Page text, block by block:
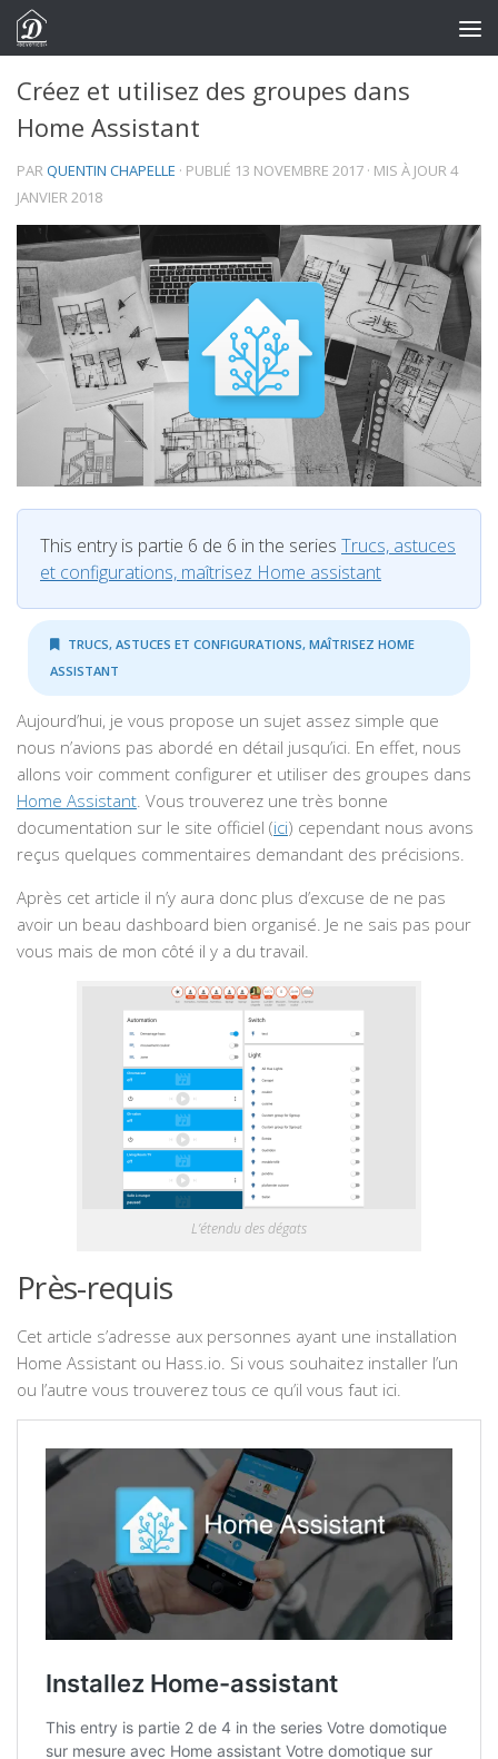
Skip to content
Créez et utilisez des groupes dans
Home Assistant
PARQUENTIN CHAPELLE · PUBLIÉ 13 NOVEMBRE 2017 · MIS À JOUR4
JANVIER 2018
This entry is partie 6 de 6 in the series Trucs, astuces
et configurations, maîtrisez Home assistant
TRUCS, ASTUCES ET CONFIGURATIONS, MAÎTRISEZ HOME
ASSISTANT
Aujourd’hui, je vous propose un sujet assez simple que
nous n’avions pas abordé en détail jusqu’ici. En effet, nous
allons voir comment configurer et utiliser des groupes dans
Home Assistant. Vous trouverez une très bonne
documentation sur le site officiel (ici) cependant nous avons
reçus quelques commentaires demandant des précisions.
Après cet article il n’y aura donc plus d’excuse de ne pas
avoir un beau dashboard bien organisé. Je ne sais pas pour
vous mais de mon côté il y a du travail.
L’étendu des dégats
Près-requis
Cet article s’adresse aux personnes ayant une installation
Home Assistant ou Hass.io. Si vous souhaitez installer l’un
ou l’autre vous trouverez tous ce qu’il vous faut ici.